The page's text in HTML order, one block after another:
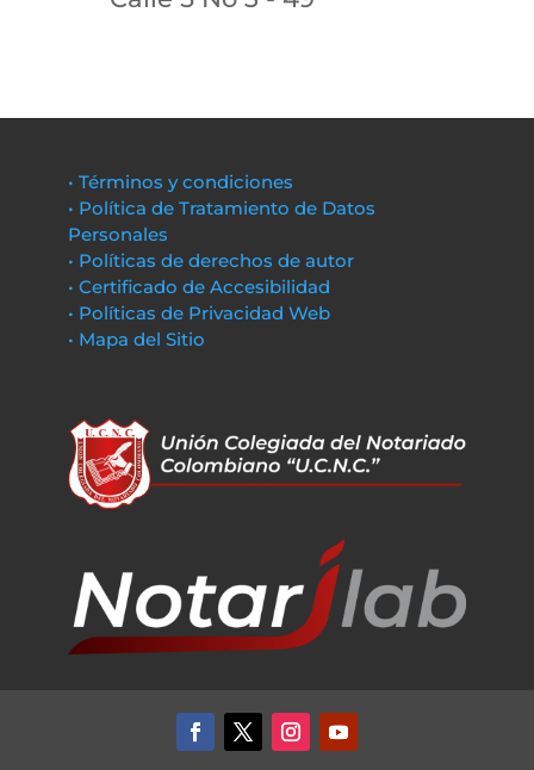
• Términos y condiciones
• Política de Tratamiento de Datos
Personales
• Políticas de derechos de autor
• Certificado de Accesibilidad
• Políticas de Privacidad Web
• Mapa del Sitio